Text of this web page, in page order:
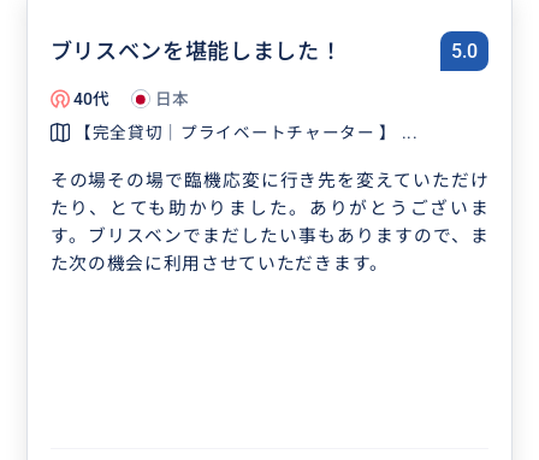
ブリスベンを堪能しました！ 5.0
40代
日本
【完全貸切｜プライベートチャーター 】 ...
その場その場で臨機応変に行き先を変えていただけ
たり、とても助かりました。ありがとうございま
す。ブリスベンでまだしたい事もありますので、ま
た次の機会に利用させていただきます。